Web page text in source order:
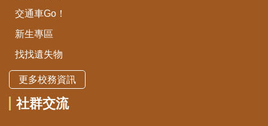
交通車Go！
新生專區
找找遺失物
更多校務資訊
社群交流